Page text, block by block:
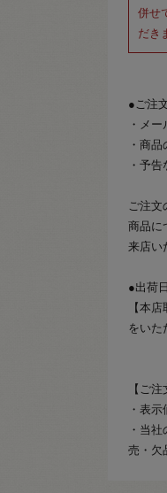
併せ
だき
●ご注
・メ
・商
・予
ご注文
商品に
来店い
●出荷
【本
をいた
【ご
・表
・当
売・欠